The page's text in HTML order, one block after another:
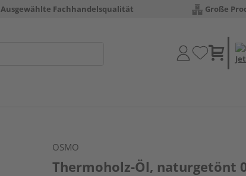
Ausgewählte Fachhandelsqualität Große
OSMO
Thermoholz-Öl, naturgetönt